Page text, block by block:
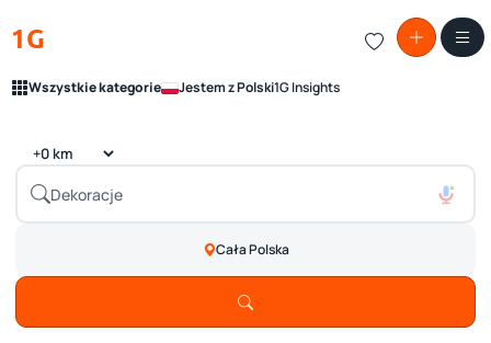
1G
Wszystkie kategorie Jestem z Polski1G Insights
Cała Polska